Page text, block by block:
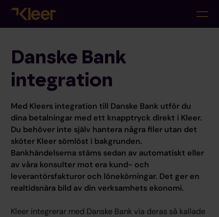
Danske Bank
integration
Med Kleers integration till Danske Bank utför du
dina betalningar med ett knapptryck direkt i Kleer.
Du behöver inte själv hantera några filer utan det
sköter Kleer sömlöst i bakgrunden.
Bankhändelserna stäms sedan av automatiskt eller
av våra konsulter mot era kund- och
leverantörsfakturor och lönekörningar. Det ger en
realtidsnära bild av din verksamhets ekonomi.
Kleer integrerar med Danske Bank via deras så kallade